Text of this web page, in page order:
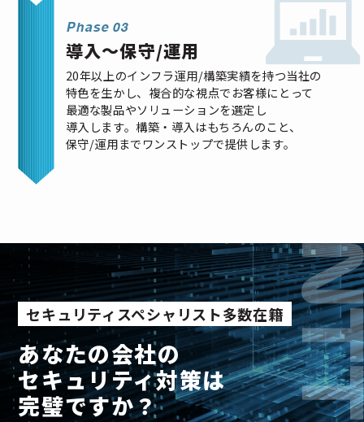
Phase 03
導入～保守/運用
20年以上のインフラ運用/構築実績を持つ当社の
特色を生かし、複合的な視点でお客様にとって
最適な製品やソリューションを選定し
導入します。構築・導入はもちろんのこと、
保守/運用までワンストップで提供します。
セキュリティスペシャリスト多数在籍
あなたの会社の
セキュリティ対策は
完璧ですか？